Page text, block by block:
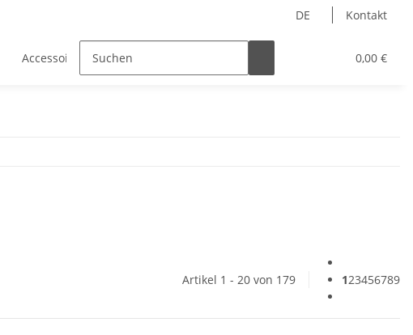
DE Kontakt
0,00 €
Accessoires
Artikel 1 - 20 von 179 123456789